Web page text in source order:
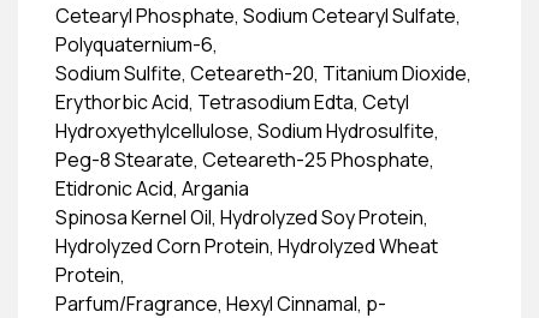
Cetearyl Phosphate, Sodium Cetearyl Sulfate,
Polyquaternium-6,
Sodium Sulfite, Ceteareth-20, Titanium Dioxide,
Erythorbic Acid, Tetrasodium Edta, Cetyl
Hydroxyethylcellulose, Sodium Hydrosulfite,
Peg-8 Stearate, Ceteareth-25 Phosphate,
Etidronic Acid, Argania
Spinosa Kernel Oil, Hydrolyzed Soy Protein,
Hydrolyzed Corn Protein, Hydrolyzed Wheat
Protein,
Parfum/Fragrance, Hexyl Cinnamal, p-